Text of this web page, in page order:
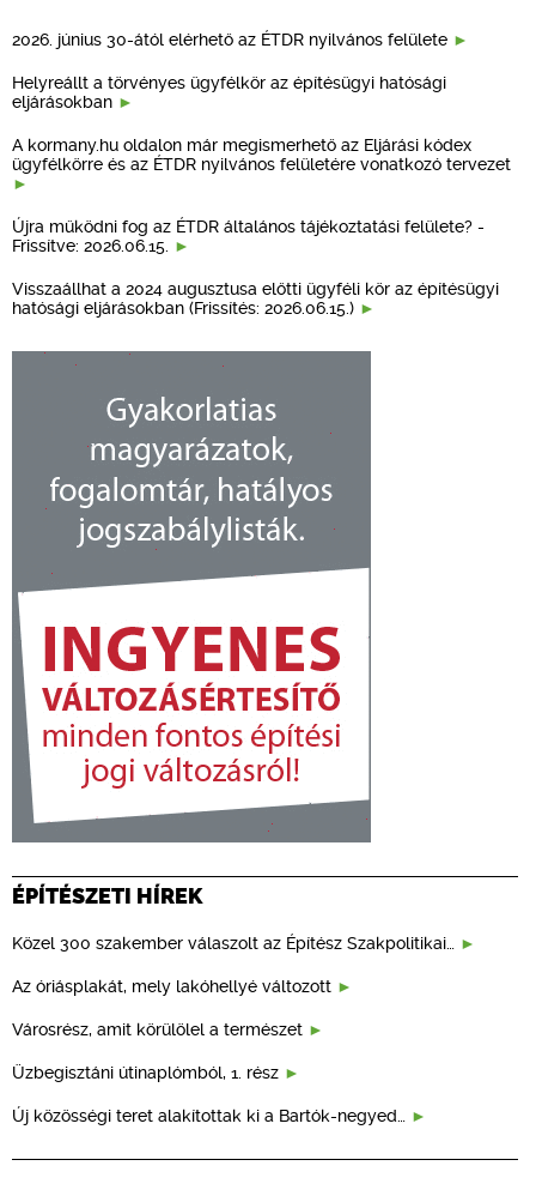
2026. június 30-ától elérhető az ÉTDR nyilvános felülete
Helyreállt a törvényes ügyfélkör az építésügyi hatósági
eljárásokban
A kormany.hu oldalon már megismerhető az Eljárási kódex
ügyfélkörre és az ÉTDR nyilvános felületére vonatkozó tervezet
Újra működni fog az ÉTDR általános tájékoztatási felülete? -
Frissítve: 2026.06.15.
Visszaállhat a 2024 augusztusa előtti ügyféli kör az építésügyi
hatósági eljárásokban (Frissítés: 2026.06.15.)
ÉPÍTÉSZETI HÍREK
Közel 300 szakember válaszolt az Építész Szakpolitikai…
Az óriásplakát, mely lakóhellyé változott
Városrész, amit körülölel a természet
Üzbegisztáni útinaplómból, 1. rész
Új közösségi teret alakítottak ki a Bartók-negyed…